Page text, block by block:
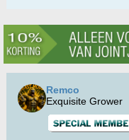
Remco
Exquisite Grower